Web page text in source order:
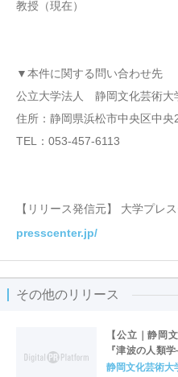
教授（現在）
▼本件に関する問い合わせ先
公立大学法人 静岡文化芸術
住所：静岡県浜松市中央区中央
TEL：053-457-6113
【リリース発信元】 大学プレ
presscenter.jp/
その他のリリース
【公立｜静岡
『津波の人類
穂准教授の編
静岡文化芸術大